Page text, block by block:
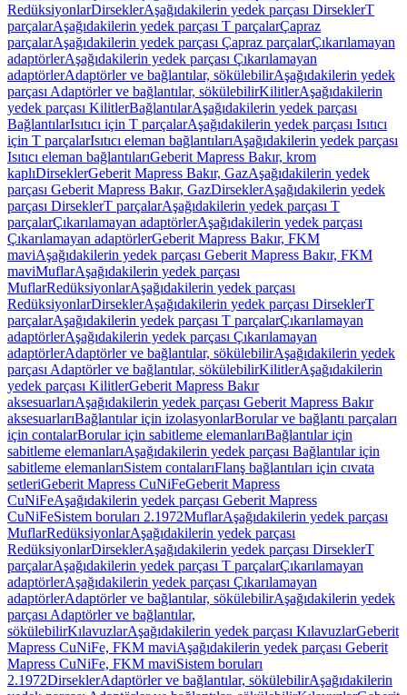
RedüksiyonlarDirseklerAşağıdakilerin yedek parçası DirseklerT
parçalarAşağıdakilerin yedek parçası T parçalarÇapraz
parçalarAşağıdakilerin yedek parçası Çapraz parçalarÇıkarılamayan
adaptörlerAşağıdakilerin yedek parçası Çıkarılamayan
adaptörlerAdaptörler ve bağlantılar, sökülebilirAşağıdakilerin yedek
parçası Adaptörler ve bağlantılar, sökülebilirKilitlerAşağıdakilerin
yedek parçası KilitlerBağlantılarAşağıdakilerin yedek parçası
BağlantılarIsıtıcı için T parçalarAşağıdakilerin yedek parçası Isıtıcı
için T parçalarIsıtıcı eleman bağlantılarıAşağıdakilerin yedek parçası
Isıtıcı eleman bağlantılarıGeberit Mapress Bakır, krom
kaplıDirseklerGeberit Mapress Bakır, GazAşağıdakilerin yedek
parçası Geberit Mapress Bakır, GazDirseklerAşağıdakilerin yedek
parçası DirseklerT parçalarAşağıdakilerin yedek parçası T
parçalarÇıkarılamayan adaptörlerAşağıdakilerin yedek parçası
Çıkarılamayan adaptörlerGeberit Mapress Bakır, FKM
maviAşağıdakilerin yedek parçası Geberit Mapress Bakır, FKM
maviMuflarAşağıdakilerin yedek parçası
MuflarRedüksiyonlarAşağıdakilerin yedek parçası
RedüksiyonlarDirseklerAşağıdakilerin yedek parçası DirseklerT
parçalarAşağıdakilerin yedek parçası T parçalarÇıkarılamayan
adaptörlerAşağıdakilerin yedek parçası Çıkarılamayan
adaptörlerAdaptörler ve bağlantılar, sökülebilirAşağıdakilerin yedek
parçası Adaptörler ve bağlantılar, sökülebilirKilitlerAşağıdakilerin
yedek parçası KilitlerGeberit Mapress Bakır
aksesuarlarıAşağıdakilerin yedek parçası Geberit Mapress Bakır
aksesuarlarıBağlantılar için izolasyonlarBorular ve bağlantı parçaları
için contalarBorular için sabitleme elemanlarıBağlantılar için
sabitleme elemanlarıAşağıdakilerin yedek parçası Bağlantılar için
sabitleme elemanlarıSistem contalarıFlanş bağlantıları için cıvata
setleriGeberit Mapress CuNiFeGeberit Mapress
CuNiFeAşağıdakilerin yedek parçası Geberit Mapress
CuNiFeSistem boruları 2.1972MuflarAşağıdakilerin yedek parçası
MuflarRedüksiyonlarAşağıdakilerin yedek parçası
RedüksiyonlarDirseklerAşağıdakilerin yedek parçası DirseklerT
parçalarAşağıdakilerin yedek parçası T parçalarÇıkarılamayan
adaptörlerAşağıdakilerin yedek parçası Çıkarılamayan
adaptörlerAdaptörler ve bağlantılar, sökülebilirAşağıdakilerin yedek
parçası Adaptörler ve bağlantılar,
sökülebilirKılavuzlarAşağıdakilerin yedek parçası KılavuzlarGeberit
Mapress CuNiFe, FKM maviAşağıdakilerin yedek parçası Geberit
Mapress CuNiFe, FKM maviSistem boruları
2.1972DirseklerAdaptörler ve bağlantılar, sökülebilirAşağıdakilerin